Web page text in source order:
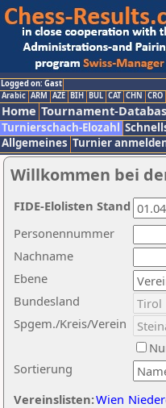
Logged on: Gast
Arabic ARM AZE BIH BUL CAT CHN CRO
Home Tournament-
Turnierschach-Elozahl
Allgemeines Turnier
Willkommen bei
Nachname
Ebene
Sortierung
Personennummer
Bundesland
Spgem./Kreis/Verein
Vereinslisten:Wien
FIDE-Elolisten Stand